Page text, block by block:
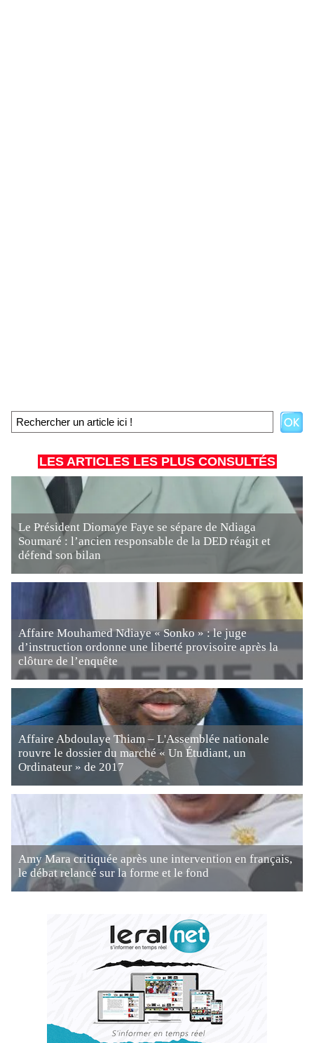
LES ARTICLES LES PLUS CONSULTÉS
Le Président Diomaye Faye se sépare de Ndiaga
Soumaré : l’ancien responsable de la DED réagit et
défend son bilan
Affaire Mouhamed Ndiaye « Sonko » : le juge
d’instruction ordonne une liberté provisoire après la
clôture de l’enquête
Affaire Abdoulaye Thiam – L'Assemblée nationale
rouvre le dossier du marché « Un Étudiant, un
Ordinateur » de 2017
Amy Mara critiquée après une intervention en français,
le débat relancé sur la forme et le fond